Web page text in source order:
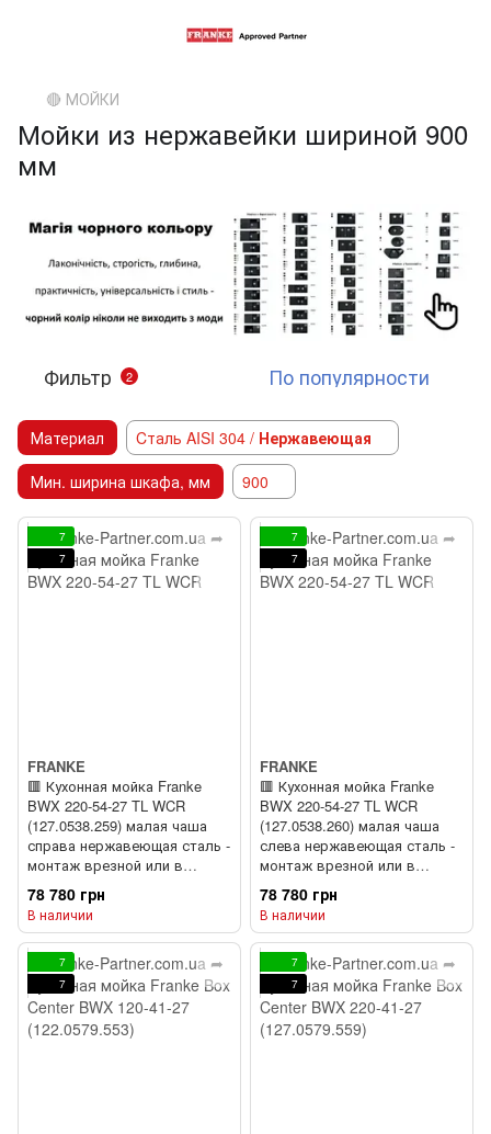
🔴 МОЙКИ
Мойки из нержавейки шириной 900
мм
Фильтр 2 По популярности
Материал Cталь AISI 304 / Нержавеющая
Мин. ширина шкафа, мм
900
7
7
FRANKE
🟥 Кухонная мойка Franke
BWX 220-54-27 TL WCR
(127.0538.259) малая чаша
справа нержавеющая сталь -
монтаж врезной или в
полированная
78 780 грн
В наличии
7
7
FRANKE
🟥 Кухонная мойка Franke
BWX 220-54-27 TL WCR
(127.0538.260) малая чаша
слева нержавеющая сталь -
монтаж врезной или в
полированная
78 780 грн
В наличии
7
7
7
7